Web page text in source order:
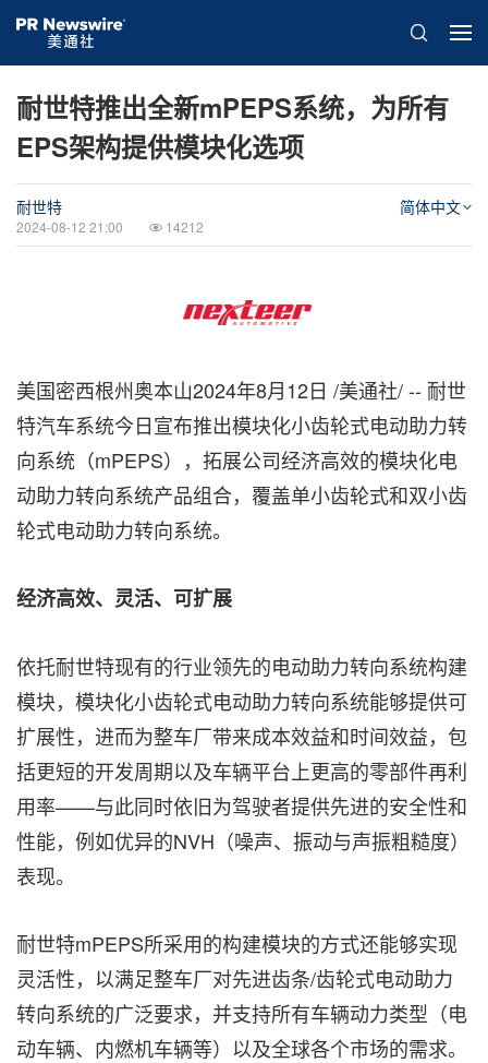
耐世特推出全新mPEPS系统，为所有
EPS架构提供模块化选项
耐世特
2024-08-12 21:00 14212
简体中文
美国密西根州奥本山2024年8月12日 /美通社/ -- 耐世
特汽车系统今日宣布推出模块化小齿轮式电动助力转
向系统（mPEPS），拓展公司经济高效的模块化电
动助力转向系统产品组合，覆盖单小齿轮式和双小齿
轮式电动助力转向系统。
经济高效、灵活、可扩展
依托耐世特现有的行业领先的电动助力转向系统构建
模块，模块化小齿轮式电动助力转向系统能够提供可
扩展性，进而为整车厂带来成本效益和时间效益，包
括更短的开发周期以及车辆平台上更高的零部件再利
用率——与此同时依旧为驾驶者提供先进的安全性和
性能，例如优异的NVH（噪声、振动与声振粗糙度）
表现。
耐世特mPEPS所采用的构建模块的方式还能够实现
灵活性，以满足整车厂对先进齿条/齿轮式电动助力
转向系统的广泛要求，并支持所有车辆动力类型（电
动车辆、内燃机车辆等）以及全球各个市场的需求。